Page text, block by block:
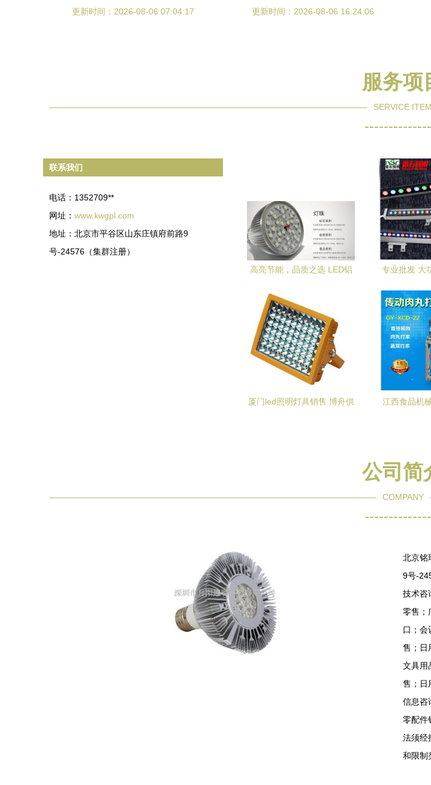
与采购指南
更新时间：2026-08-06 07:04:17
明的优选——格思创科技一件起批，图片
更新时间：2026-08-06 16:24:06
服务项
SERVICE ITEM
联系我们
电话：1352709**
网址： www.kwgpl.com
地址：北京市平谷区山东庄镇府前路9
号-24576（集群注册）
高亮节能，品质之选 LED铝
解析
专业批发 大
石灯饰
厦门led照明灯具销售 博舟供
江西食品机
公司简
COMPANY
北京铭
9号-
技术咨
零售；
口；会
售；日
文具用
售；日
信息咨
零配件
法须经
和限制